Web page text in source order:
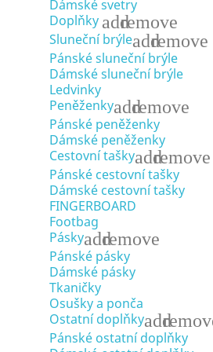
Dámské svetry
Doplňky addremove
Sluneční brýleaddremove
Pánské sluneční brýle
Dámské sluneční brýle
Ledvinky
Peněženkyaddremove
Pánské peněženky
Dámské peněženky
Cestovní taškyaddremove
Pánské cestovní tašky
Dámské cestovní tašky
FINGERBOARD
Footbag
Páskyaddremove
Pánské pásky
Dámské pásky
Tkaničky
Osušky a ponča
Ostatní doplňkyadd
Pánské ostatní doplňky